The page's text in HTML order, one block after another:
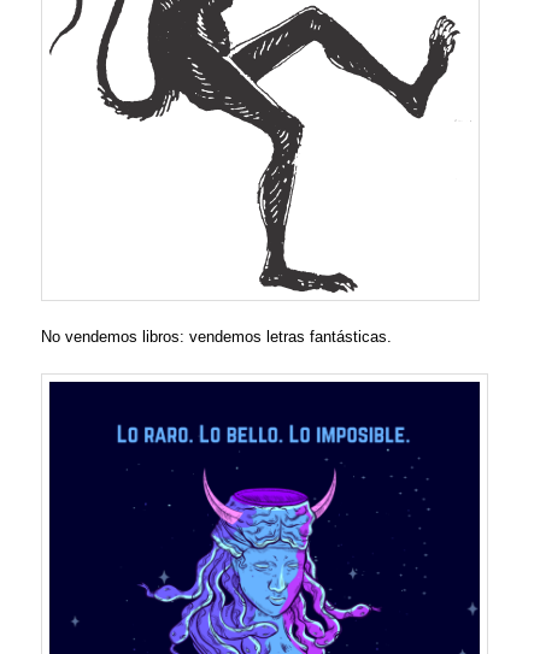
No vendemos libros: vendemos letras fantásticas.